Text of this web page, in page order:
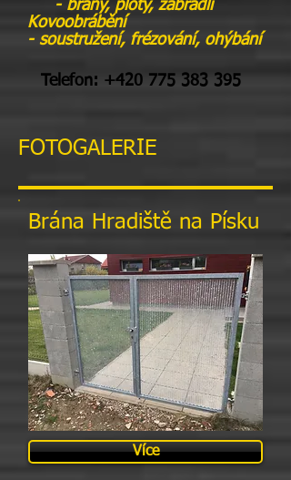
- brány, ploty, zábradlí
Kovoobrábění
- soustružení, frézování, ohýbání
Telefon: +420 775 383 395
FOTOGALERIE
Více
Brána Hradiště na Písku